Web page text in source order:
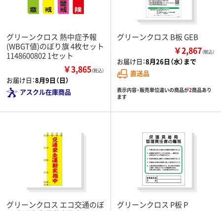
グリーンクロス 熱中症予報
(WBGT値)のぼり旗 4枚セット
1148600802 1セット
￥3,865（税込）
お届け日：8月9日（日）
アスクル在庫商品
グリーンクロス B板 GEB
￥2,867（税込）
お届け日：8月26日（水）まで
直送品
表示内容・販売単位違いの商品が2商品あり
ます
グリーンクロス エコ交通のぼ
グリーンクロス P板 P